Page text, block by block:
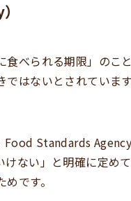
食べられる期限」のこ
ではないとされていま
Food Standards
けない」と明確に定め
です。